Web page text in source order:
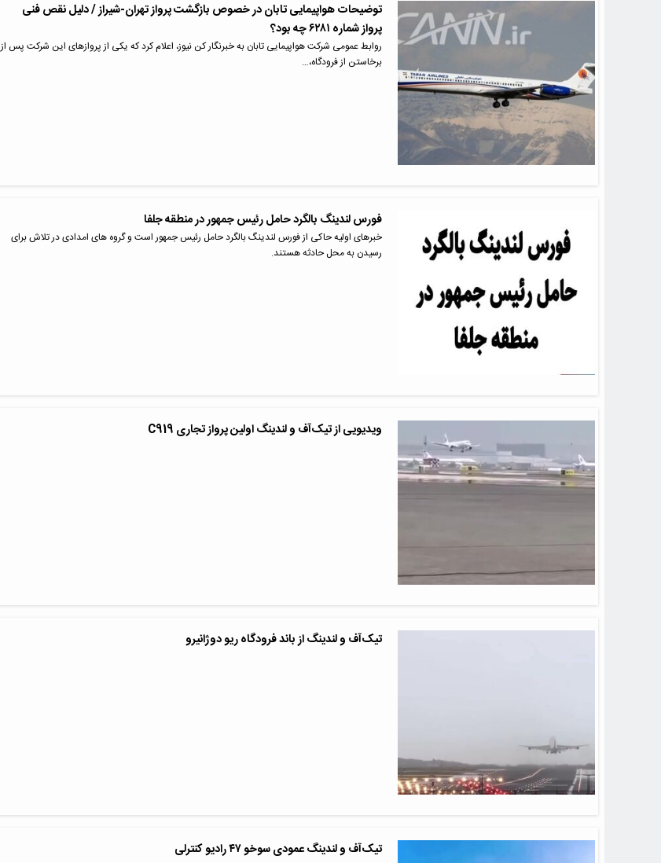
توضیحات هواپیمایی تابان در خصوص بازگشت پرواز تهران-شیراز / دلیل نقص فنی
پرواز شماره ۶۲۸۱ چه بود؟
روابط عمومی شرکت هواپیمایی تابان به خبرنگار کن نیوز، اعلام کرد که یکی از پروازهای این شرکت پس از
برخاستن از فرودگاه،…
فورس لندینگ بالگرد حامل رئیس جمهور در منطقه جلفا
خبرهای اولیه حاکی از فورس لندینگ بالگرد حامل رئیس جمهور است و گروه های امدادی در تلاش برای
رسیدن به محل حادثه هستند.
ویدیویی از تیک‌آف و لندینگ اولین پرواز تجاری C919
تیک‌آف و لندینگ از باند فرودگاه ریو دوژانیرو
تیک‌آف و لندینگ عمودی سوخو ۴۷ رادیو کنترلی